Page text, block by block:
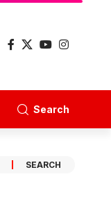
Search